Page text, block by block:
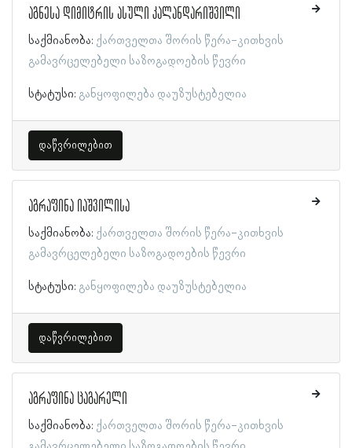
აგნესა დიმიტრის ასული კალანდარიშვილი
საქმიანობა: ქართველთა შორის წერა-კითხვის
გამავრცელებელი საზოგადოების წევრი
სტატუსი: განყოფილება დაუზუსტებელია
დაწვრილებით
აგრაფინა იაშვილისა
საქმიანობა: ქართველთა შორის წერა-კითხვის
გამავრცელებელი საზოგადოების წევრი
სტატუსი: განყოფილება დაუზუსტებელია
დაწვრილებით
აგრაფინა ცაგარელი
საქმიანობა: ქართველთა შორის წერა-კითხვის